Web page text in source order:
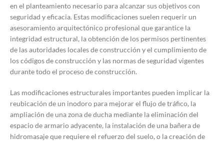
en el planteamiento necesario para alcanzar sus objetivos con
seguridad y eficacia. Estas modificaciones suelen requerir un
asesoramiento arquitectónico profesional que garantice la
integridad estructural, la obtención de los permisos pertinentes
de las autoridades locales de construcción y el cumplimiento de
los códigos de construcción y las normas de seguridad vigentes
durante todo el proceso de construcción.
Las modificaciones estructurales importantes pueden implicar la
reubicación de un inodoro para mejorar el flujo de tráfico, la
ampliación de una zona de ducha mediante la eliminación del
espacio de armario adyacente, la instalación de una bañera de
hidromasaje que requiere el refuerzo del suelo, o la creación de